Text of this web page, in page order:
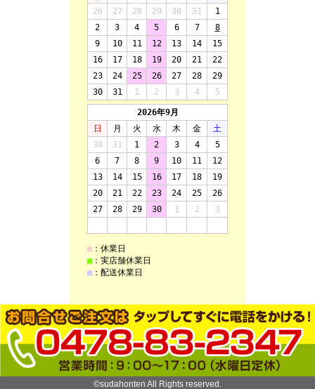
©sudahonten All Rights reserved.